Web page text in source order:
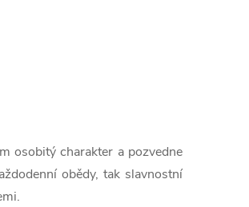
osobitý charakter a pozvedne
obědy, tak slavnostní